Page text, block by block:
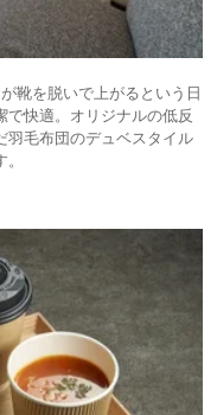
靴を脱いで上がるという日
快適。オリジナルの低反
羽毛布団のデュベスタイル